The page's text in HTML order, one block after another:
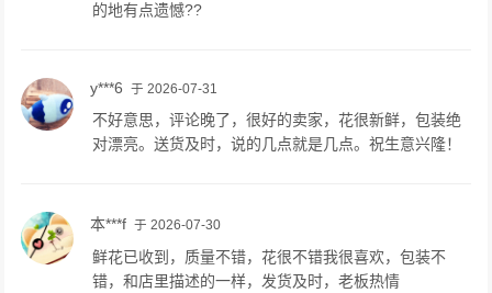
的地有点遗憾??
y***6 于 2026-07-31
不好意思，评论晚了，很好的卖家，花很新鲜，包装绝
对漂亮。送货及时，说的几点就是几点。祝生意兴隆！
本***f 于 2026-07-30
鲜花已收到，质量不错，花很不错我很喜欢，包装不
错，和店里描述的一样，发货及时，老板热情